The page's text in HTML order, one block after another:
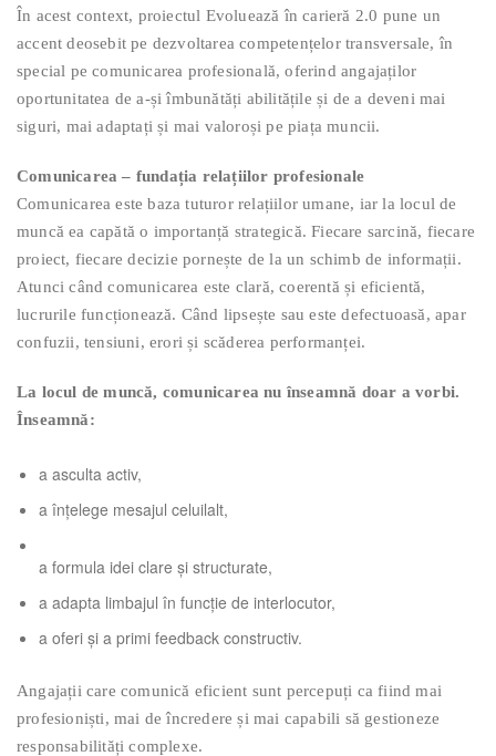
În acest context, proiectul Evoluează în carieră 2.0 pune un
accent deosebit pe dezvoltarea competențelor transversale, în
special pe comunicarea profesională, oferind angajaților
oportunitatea de a-și îmbunătăți abilitățile și de a deveni mai
siguri, mai adaptați și mai valoroși pe piața muncii.
Comunicarea – fundația relațiilor profesionale
Comunicarea este baza tuturor relațiilor umane, iar la locul de
muncă ea capătă o importanță strategică. Fiecare sarcină, fiecare
proiect, fiecare decizie pornește de la un schimb de informații.
Atunci când comunicarea este clară, coerentă și eficientă,
lucrurile funcționează. Când lipsește sau este defectuoasă, apar
confuzii, tensiuni, erori și scăderea performanței.
La locul de muncă, comunicarea nu înseamnă doar a vorbi.
Înseamnă:
a asculta activ,
a înțelege mesajul celuilalt,
a formula idei clare și structurate,
a adapta limbajul în funcție de interlocutor,
a oferi și a primi feedback constructiv.
Angajații care comunică eficient sunt percepuți ca fiind mai
profesioniști, mai de încredere și mai capabili să gestioneze
responsabilități complexe.